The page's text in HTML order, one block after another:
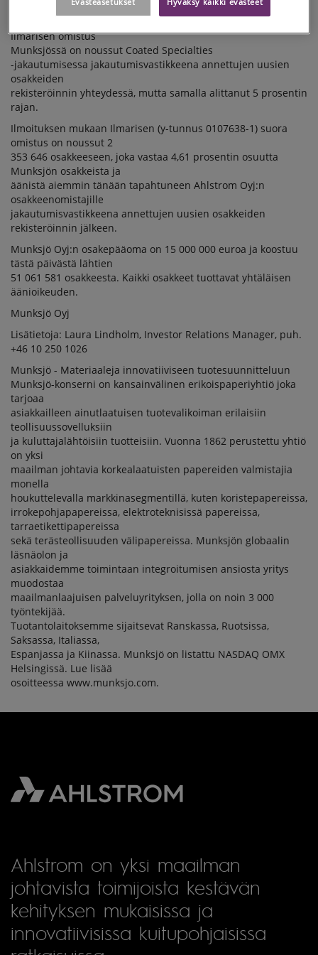
luvun 5 §:n mukaisen
ilmoituksen, jonka mukaan Keskinäinen Eläkevakuutusyhtiö
Ilmarisen omistus
Munksjössä on noussut Coated Specialties
-jakautumisessa jakautumisvastikkeena annettujen uusien
osakkeiden
rekisteröinnin yhteydessä, mutta samalla alittanut 5 prosentin
rajan.
Ilmoituksen mukaan Ilmarisen (y-tunnus 0107638-1) suora
omistus on noussut 2
353 646 osakkeeseen, joka vastaa 4,61 prosentin osuutta
Munksjön osakkeista ja
äänistä aiemmin tänään tapahtuneen Ahlstrom Oyj:n
osakkeenomistajille
jakautumisvastikkeena annettujen uusien osakkeiden
rekisteröinnin jälkeen.
Munksjö Oyj:n osakepääoma on 15 000 000 euroa ja koostuu
tästä päivästä lähtien
51 061 581 osakkeesta. Kaikki osakkeet tuottavat yhtäläisen
äänioikeuden.
Munksjö Oyj
Lisätietoja: Laura Lindholm, Investor Relations Manager, puh.
+46 10 250 1026
Munksjö - Materiaaleja innovatiiviseen tuotesuunnitteluun
Munksjö-konserni on kansainvälinen erikoispaperiyhtiö joka
tarjoaa
asiakkailleen ainutlaatuisen tuotevalikoiman erilaisiin
teollisuussovelluksiin
ja kuluttajalähtöisiin tuotteisiin. Vuonna 1862 perustettu yhtiö
on yksi
maailman johtavia korkealaatuisten papereiden valmistajia
monella
houkuttelevalla markkinasegmentillä, kuten koristepapereissa,
irrokepohjapapereissa, elektroteknisissä papereissa,
tarraetikettipapereissa
sekä terästeollisuuden välipapereissa. Munksjön globaalin
läsnäolon ja
asiakkaidemme toimintaan integroitumisen ansiosta yritys
muodostaa
maailmanlaajuisen palveluyrityksen, jolla on noin 3 000
työntekijää.
Tuotantolaitoksemme sijaitsevat Ranskassa, Ruotsissa,
Saksassa, Italiassa,
Espanjassa ja Kiinassa. Munksjö on listattu NASDAQ OMX
Helsingissä. Lue lisää
osoitteessa www.munksjo.com.
Ahlstrom on yksi maailman
johtavista toimijoista kestävän
kehityksen mukaisissa ja
innovatiivisissa kuitupohjaisissa
Hyväksy kaikki evästeet
Evästeasetukset